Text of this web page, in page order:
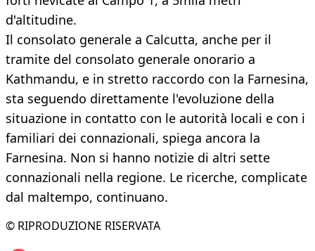
d'altitudine.
Il consolato generale a Calcutta, anche per il
tramite del consolato generale onorario a
Kathmandu, e in stretto raccordo con la Farnesina,
sta seguendo direttamente l'evoluzione della
situazione in contatto con le autorità locali e con i
familiari dei connazionali, spiega ancora la
Farnesina. Non si hanno notizie di altri sette
connazionali nella regione. Le ricerche, complicate
dal maltempo, continuano.
© RIPRODUZIONE RISERVATA